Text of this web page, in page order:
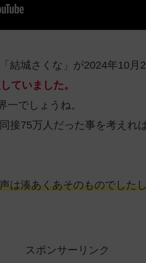
結城さくな」が2024年10
ていました。
一でしょうね。
接75万人だった事を考えれ
は湊あくあそのものでした
スポンサーリンク